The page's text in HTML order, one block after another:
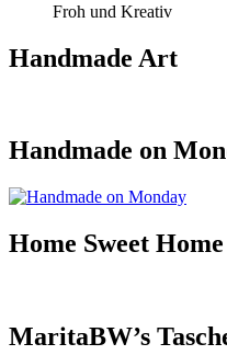
Froh und Kreativ
Handmade Art
Handmade on
Home Sweet
MaritaBW’s